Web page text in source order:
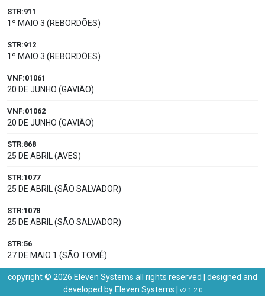
STR:911
1º MAIO 3 (REBORDÕES)
STR:912
1º MAIO 3 (REBORDÕES)
VNF:01061
20 DE JUNHO (GAVIÃO)
VNF:01062
20 DE JUNHO (GAVIÃO)
STR:868
25 DE ABRIL (AVES)
STR:1077
25 DE ABRIL (SÃO SALVADOR)
STR:1078
25 DE ABRIL (SÃO SALVADOR)
STR:56
27 DE MAIO 1 (SÃO TOMÉ)
STR:66
27 DE MAIO 1 (SÃO TOMÉ)
copyright © 2026 Eleven Systems all rights reserved | designed and
developed by Eleven Systems v2.1.2.0